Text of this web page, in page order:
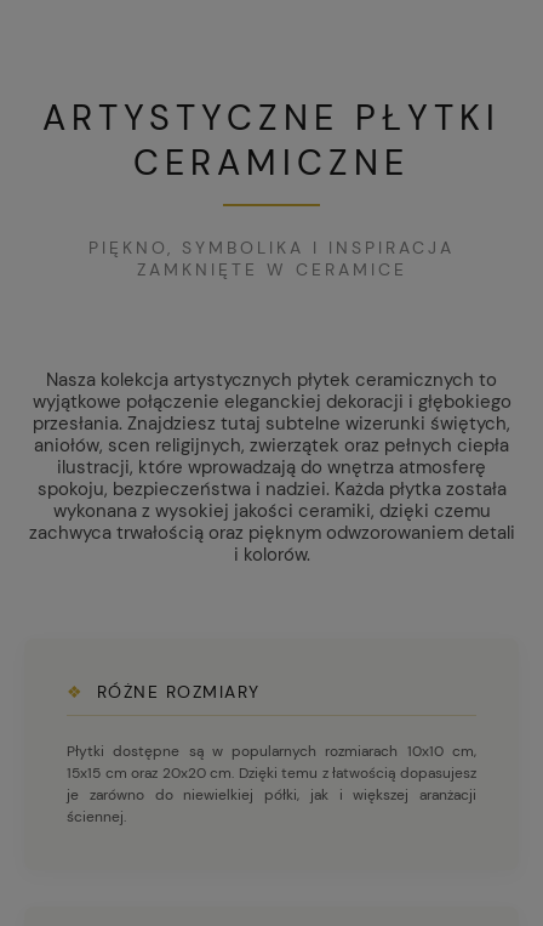
ARTYSTYCZNE PŁYTKI
CERAMICZNE
PIĘKNO, SYMBOLIKA I INSPIRACJA
ZAMKNIĘTE W CERAMICE
Nasza kolekcja artystycznych płytek ceramicznych to
wyjątkowe połączenie eleganckiej dekoracji i głębokiego
przesłania. Znajdziesz tutaj subtelne wizerunki świętych,
aniołów, scen religijnych, zwierzątek oraz pełnych ciepła
ilustracji, które wprowadzają do wnętrza atmosferę
spokoju, bezpieczeństwa i nadziei. Każda płytka została
wykonana z wysokiej jakości ceramiki, dzięki czemu
zachwyca trwałością oraz pięknym odwzorowaniem detali
i kolorów.
❖ RÓŻNE ROZMIARY
Płytki dostępne są w popularnych rozmiarach 10x10 cm,
15x15 cm oraz 20x20 cm. Dzięki temu z łatwością dopasujesz
je zarówno do niewielkiej półki, jak i większej aranżacji
ściennej.